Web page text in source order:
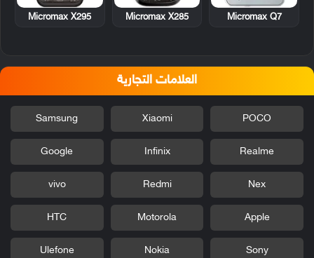
Micromax Q7
Micromax X285
Micromax X295
العلامات التجارية
POCO
Xiaomi
Samsung
Realme
Infinix
Google
Nex
Redmi
vivo
Apple
Motorola
HTC
Sony
Nokia
Ulefone